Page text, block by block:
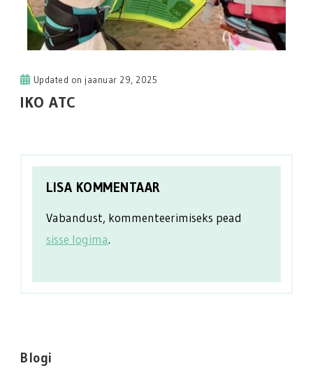
Updated on jaanuar 29, 2025
IKO ATC
LISA KOMMENTAAR
Vabandust, kommenteerimiseks pead
sisse logima.
Blogi